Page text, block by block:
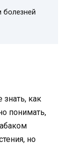
болезней
знать, как
понимать,
но